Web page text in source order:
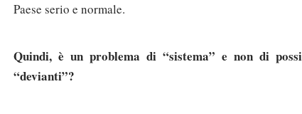
Paese serio e normale.
Quindi, è un problema di “sistema” e non di
“devianti”?